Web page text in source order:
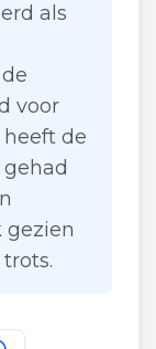
als
voor
de
gezien